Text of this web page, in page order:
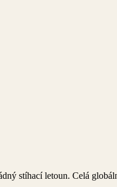
stíhací letoun. Celá